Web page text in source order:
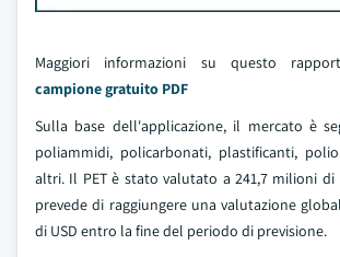
Maggiori informazioni su questo
campione gratuito PDF
Sulla base dell'applicazione, il mercato è
poliammidi, policarbonati, plastificanti,
altri. Il PET è stato valutato a 241,7 milioni di
prevede di raggiungere una valutazione
di USD entro la fine del periodo di previsione.